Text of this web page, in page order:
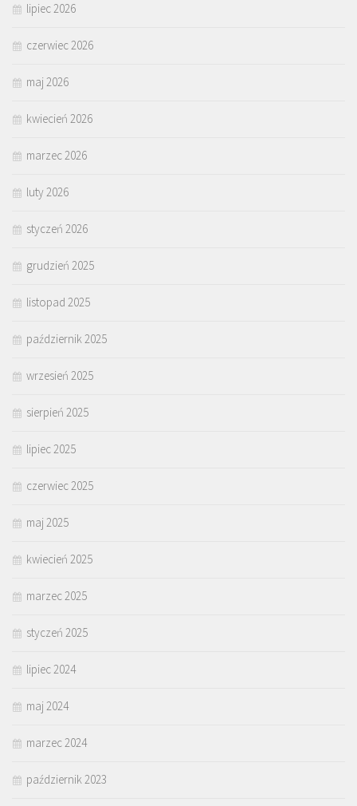
lipiec 2026
czerwiec 2026
maj 2026
kwiecień 2026
marzec 2026
luty 2026
styczeń 2026
grudzień 2025
listopad 2025
październik 2025
wrzesień 2025
sierpień 2025
lipiec 2025
czerwiec 2025
maj 2025
kwiecień 2025
marzec 2025
styczeń 2025
lipiec 2024
maj 2024
marzec 2024
październik 2023